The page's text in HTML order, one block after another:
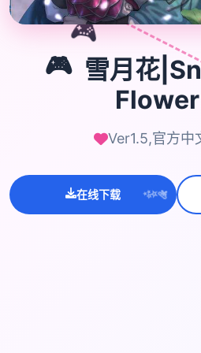
🎮
🎮 雪月花
Flower
Ver1.5,官方中
在线下载 ✨
⭐💫